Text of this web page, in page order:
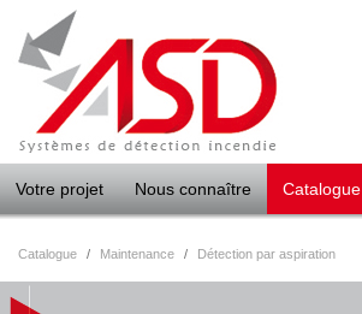
Votre projet Nous connaître Catalogue
Catalogue / Maintenance / Détection par aspiration
Panneau de gestion des cookies